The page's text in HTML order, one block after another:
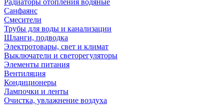
Радиаторы отопления водяные
Санфаянс
Смесители
Трубы для воды и канализации
Шланги, подводка
Электротовары, свет и климат
Выключатели и светорегуляторы
Элементы питания
Вентиляция
Кондиционеры
Лампочки и ленты
Очистка, увлажнение воздуха